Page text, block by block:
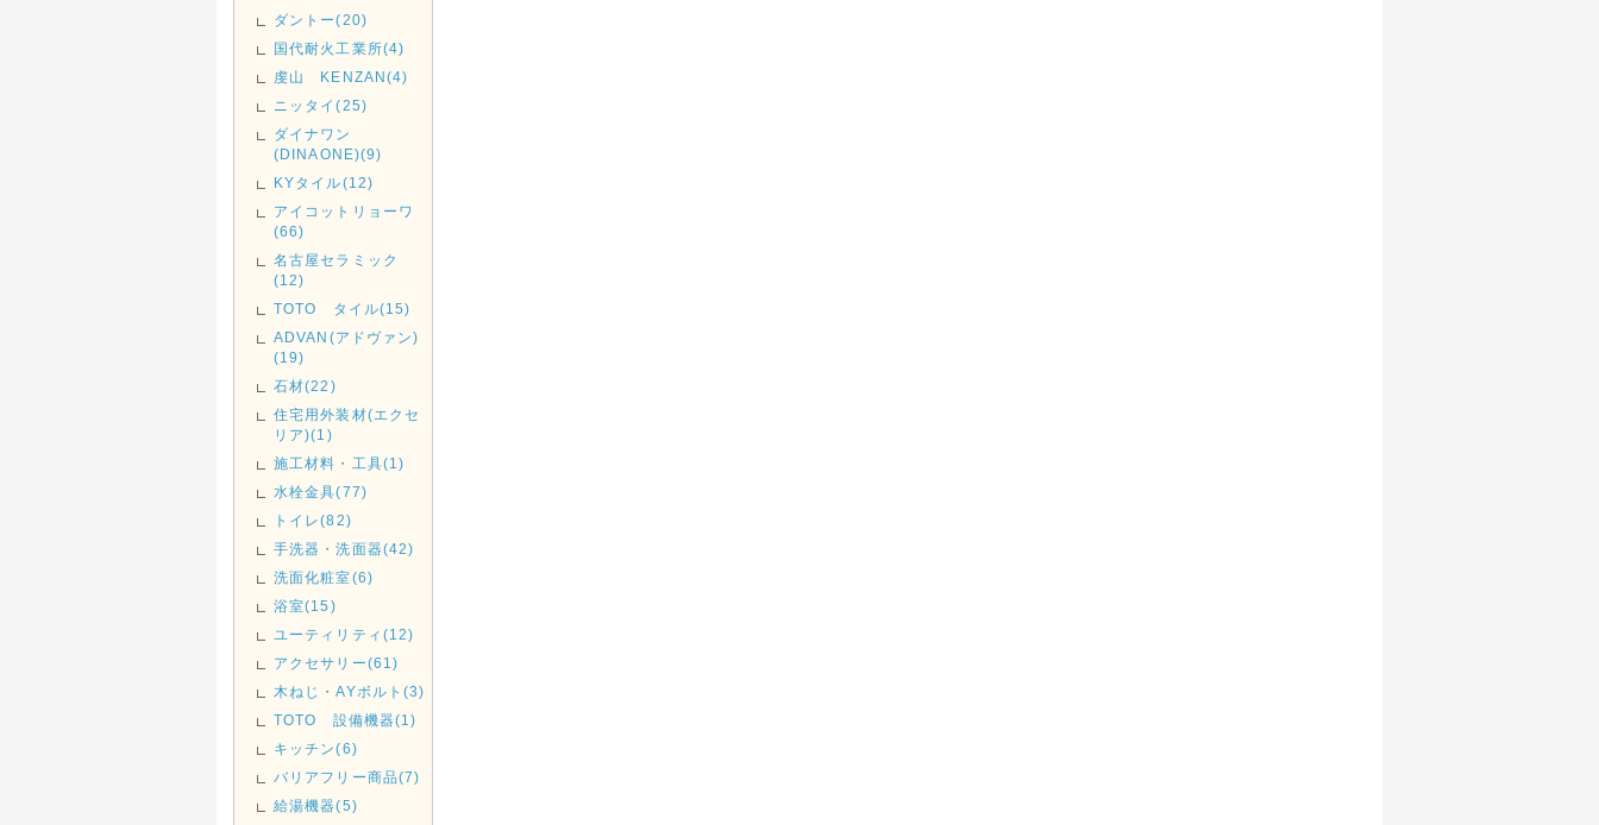
ダントー(20)
国代耐火工業所(4)
虔山 KENZAN(4)
ニッタイ(25)
ダイナワン
(DINAONE)(9)
KYタイル(12)
アイコットリョーワ
(66)
名古屋セラミック
(12)
TOTO タイル(15)
ADVAN(アドヴァン)
(19)
石材(22)
住宅用外装材(エクセ
リア)(1)
施工材料・工具(1)
水栓金具(77)
トイレ(82)
手洗器・洗面器(42)
洗面化粧室(6)
浴室(15)
ユーティリティ(12)
アクセサリー(61)
木ねじ・AYボルト(3)
TOTO 設備機器(1)
キッチン(6)
バリアフリー商品(7)
給湯機器(5)